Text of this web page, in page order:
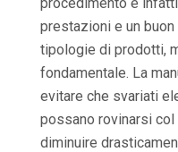
prestazioni e un
tipologie di prodotti,
fondamentale. La
evitare che svariati
possano rovinarsi
diminuire